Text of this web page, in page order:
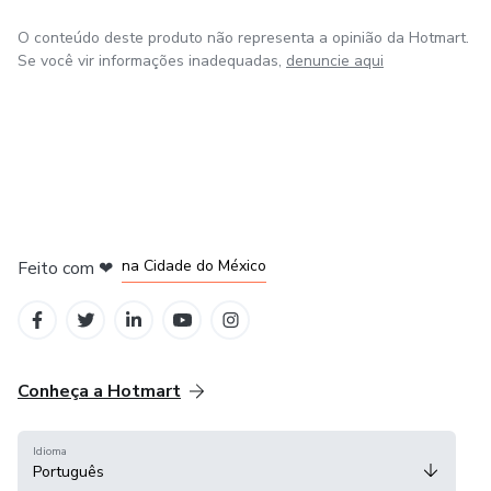
sua vida que oferecemos uma garantia de satisfação!..
O conteúdo deste produto não representa a opinião da Hotmart.
Se você vir informações inadequadas, denuncie aqui
Feito com ❤ na Cidade do México
Conheça a Hotmart
Idioma
Português